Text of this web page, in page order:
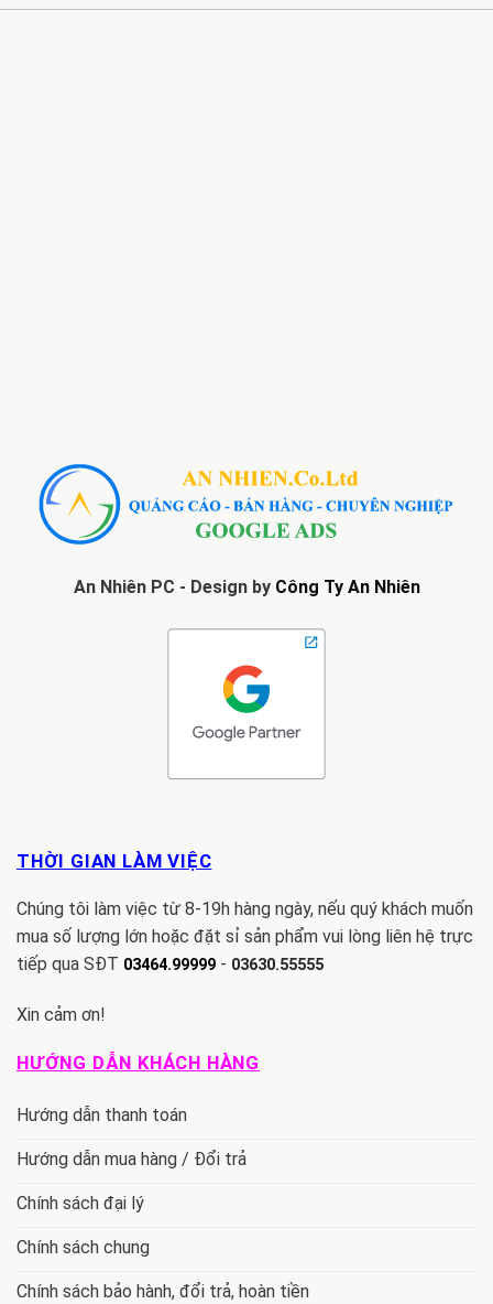
An Nhiên PC - Design by Công Ty An Nhiên
THỜI GIAN LÀM VIỆC
Chúng tôi làm việc từ 8-19h hàng ngày, nếu quý khách muốn
mua số lượng lớn hoặc đặt sỉ sản phẩm vui lòng liên hệ trực
tiếp qua SĐT 03464.99999 - 03630.55555
Xin cảm ơn!
HƯỚNG DẪN KHÁCH HÀNG
Hướng dẫn thanh toán
Hướng dẫn mua hàng / Đổi trả
Chính sách đại lý
Chính sách chung
Chính sách bảo hành, đổi trả, hoàn tiền